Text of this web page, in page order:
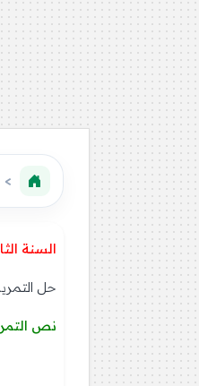
السنة
حل التمرين رقم 39 صفحة 115 مادة الرياضيات للسنة
نص